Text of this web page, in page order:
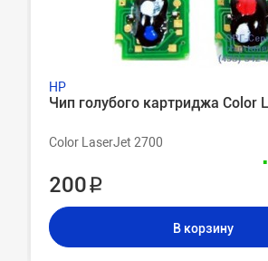
HP
Чип голубого картриджа Color
Color LaserJet 2700
200 ₽
В корзину